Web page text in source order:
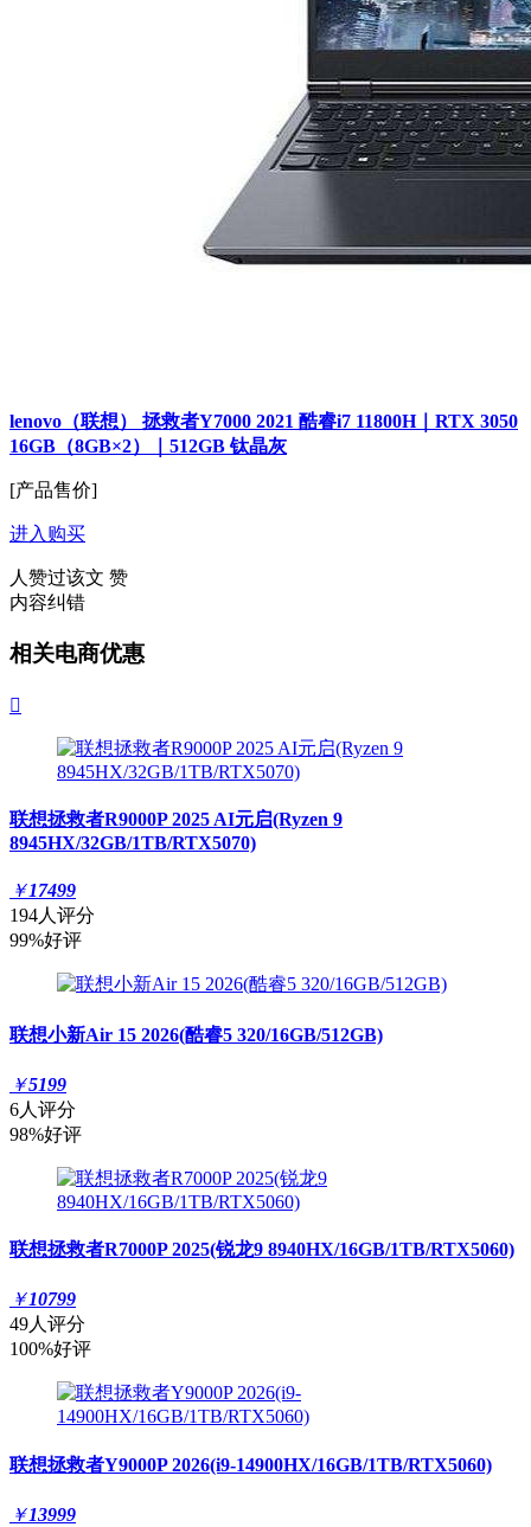
lenovo（联想） 拯救者Y7000 2021 酷睿i7 11800H｜RTX 3050
16GB（8GB×2）｜512GB 钛晶灰
[产品售价]
进入购买
人赞过该文 赞
内容纠错
相关电商优惠

联想拯救者R9000P 2025 AI元启(Ryzen 9
8945HX/32GB/1TB/RTX5070)
￥17499
194人评分
99%好评
联想小新Air 15 2026(酷睿5 320/16GB/512GB)
￥5199
6人评分
98%好评
联想拯救者R7000P 2025(锐龙9 8940HX/16GB/1TB/RTX5060)
￥10799
49人评分
100%好评
联想拯救者Y9000P 2026(i9-14900HX/16GB/1TB/RTX5060)
￥13999